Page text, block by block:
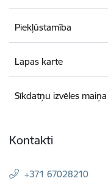
Piekļūstamība
Lapas karte
Sīkdatņu izvēles maiņa
Kontakti
+371 67028210